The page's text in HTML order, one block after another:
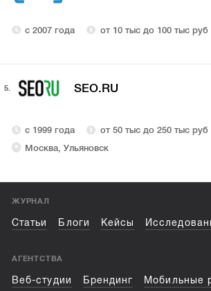
с 2007 года от 10 тыс до 100 тыс руб
5. SEO.RU
с 1999 года
от 50 тыс до 250 тыс руб
Москва, Ульяновск
ЖУРНАЛ
Статьи Блоги Кейсы
АГЕНТСТВА
Веб-студии Брендинг
Мобильные